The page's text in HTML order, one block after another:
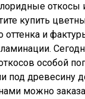
купить
оттенка и
особой
под древесину
можно